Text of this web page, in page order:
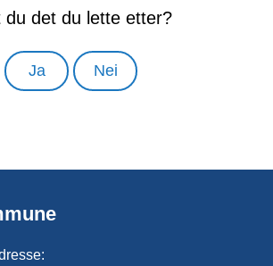
du det du lette etter?
Ja Nei